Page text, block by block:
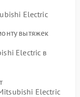
Electric
вытяжек
Electric в
Electric